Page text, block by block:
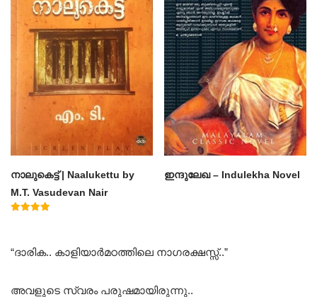
നാലുകെട്ട് | Naalukettu by
M.T. Vasudevan Nair
ഇന്ദുലേഖ – Indulekha Novel
“ദാരിക.. കാളിയാർമഠത്തിലെ നാഗരക്ഷസ്സ്..”
അവളുടെ സ്വരം പരുഷമായിരുന്നു..